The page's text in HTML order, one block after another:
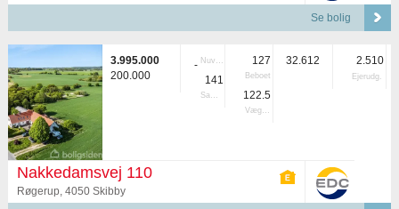
Se bolig
3.995.000
200.000
- Nuvær.
141
Samlet
127
Beboet
122.5
Vægtet
32.612 2.510
Ejerudg.
Nakkedamsvej 110
Røgerup, 4050 Skibby